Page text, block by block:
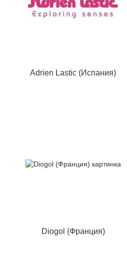
Adrien Lastic (Испания)
Diogol (Франция)